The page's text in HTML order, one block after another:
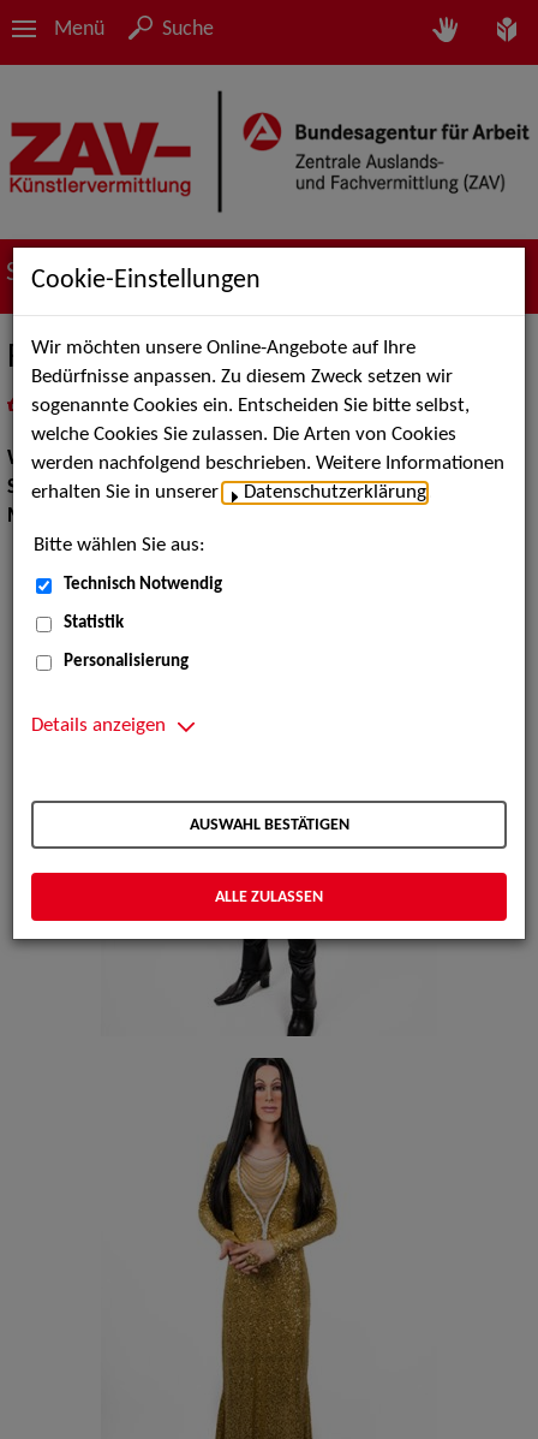
Menü Suche
Suche nach Künstler*innen
Frank Fine & Cher
als PDF speichern
inMeine Merklistelegen
Walk Acts Animation:Doppelgänger
Show Acts: Travestie
Musik Shows:
Cookie-Einstellungen
Wir möchten unsere Online-Angebote auf Ihre
Bedürfnisse anpassen. Zu diesem Zweck setzen wir
sogenannte Cookies ein. Entscheiden Sie bitte selbst,
welche Cookies Sie zulassen. Die Arten von Cookies
werden nachfolgend beschrieben. Weitere Informationen
erhalten Sie in unserer
Datenschutzerklärung
Bitte wählen Sie aus:
Technisch Notwendig
Statistik
Personalisierung
Details anzeigen
AUSWAHL BESTÄTIGEN
ALLE ZULASSEN